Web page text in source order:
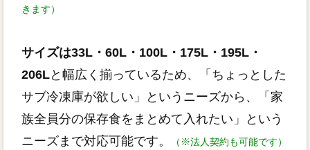
きます）
サイズは33L・60L・100L・175L・195L・
206Lと幅広く揃っているため、「ちょっとした
サブ冷凍庫が欲しい」というニーズから、「家
族全員分の保存食をまとめて入れたい」という
ニーズまで対応可能です。
（※法人契約も可能です）